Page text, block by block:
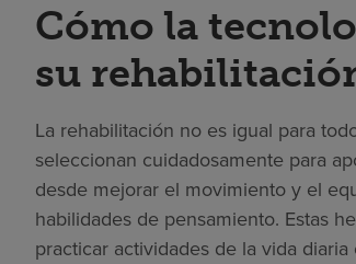
Cómo la
su
La rehabilitación no es igual para
seleccionan cuidadosamente para
desde mejorar el movimiento y el
habilidades de pensamiento. Estas
practicar actividades de la vida